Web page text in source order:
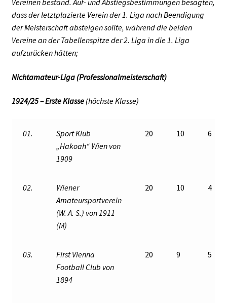
Vereinen bestand. Auf- und Abstiegsbestimmungen besagten,
dass der letztplazierte Verein der 1. Liga nach Beendigung
der Meisterschaft absteigen sollte, während die beiden
Vereine an der Tabellenspitze der 2. Liga in die 1. Liga
aufzurücken hätten;
Nichtamateur-Liga (Professionalmeisterschaft)
1924/25 – Erste Klasse (höchste Klasse)
01.
Sport Klub
„Hakoah“ Wien von
1909
20 10 6
02.
Wiener
Amateursportverein
(W. A. S.) von 1911
(M)
20 10 4
03.
First Vienna
Football Club von
1894
20 9 5